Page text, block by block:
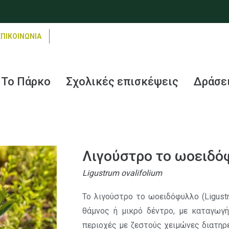
Το Πάρκο Σχολικές επισκέψεις
Λιγούστρο το
Ligustrum ovalifolium
Το λιγούστρο το ωοειδόφυλλο
θάμνος ή μικρό δέντρο, με
περιοχές με ζεστούς χειμώνες